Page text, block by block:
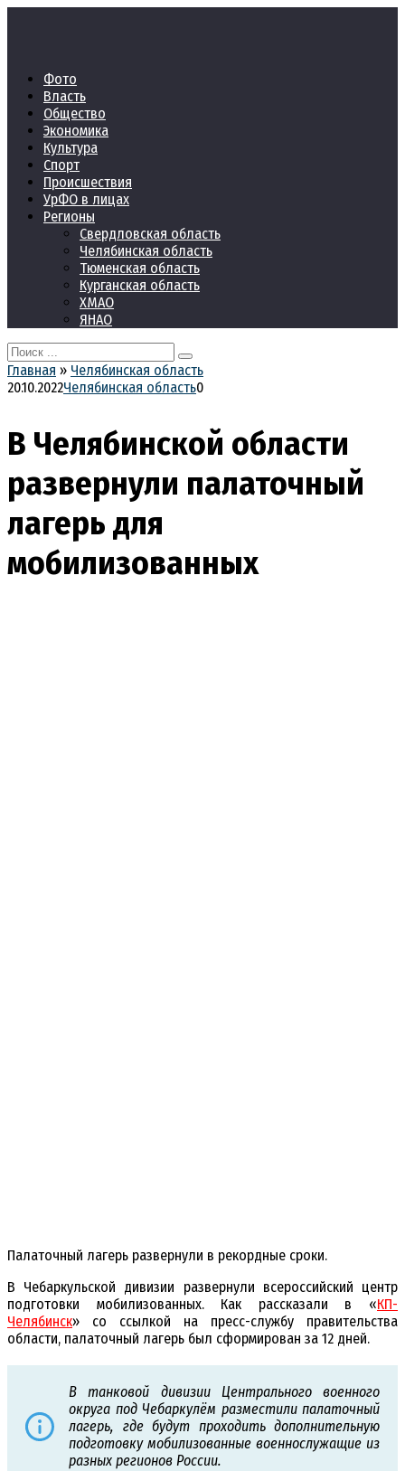
Фото
Власть
Общество
Экономика
Культура
Спорт
Происшествия
УрФО в лицах
Регионы
Свердловская область
Челябинская область
Тюменская область
Курганская область
ХМАО
ЯНАО
Search
for:
Главная » Челябинская область
20.10.2022Челябинская область0
В Челябинской области
развернули палаточный
лагерь для
мобилизованных
Палаточный лагерь развернули в рекордные сроки.
В Чебаркульской дивизии развернули всероссийский центр
подготовки мобилизованных. Как рассказали в «КП-
Челябинск» со ссылкой на пресс-службу правительства
области, палаточный лагерь был сформирован за 12 дней.
В танковой дивизии Центрального военного
округа под Чебаркулём разместили палаточный
лагерь, где будут проходить дополнительную
подготовку мобилизованные военнослужащие из
разных регионов России.